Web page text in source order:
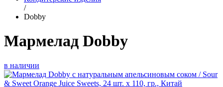
/
Dobby
Мармелад Dobby
в наличии